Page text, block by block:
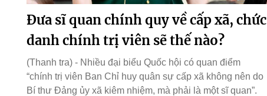
Đưa sĩ quan chính quy về cấp xã, chức
danh chính trị viên sẽ thế nào?
(Thanh tra) - Nhiều đại biểu Quốc hội có quan điểm
“chính trị viên Ban Chỉ huy quân sự cấp xã không nên do
Bí thư Đảng ủy xã kiêm nhiệm, mà phải là một sĩ quan”.